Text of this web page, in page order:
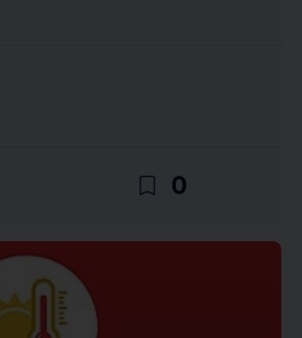
bookmark_border 0